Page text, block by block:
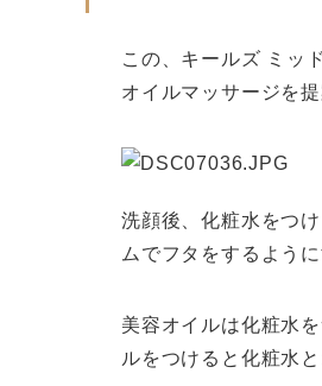
この、キールズ ミッ
オイルマッサージを
洗顔後、化粧水をつ
ムでフタをするよう
美容オイルは化粧水
ルをつけると化粧水